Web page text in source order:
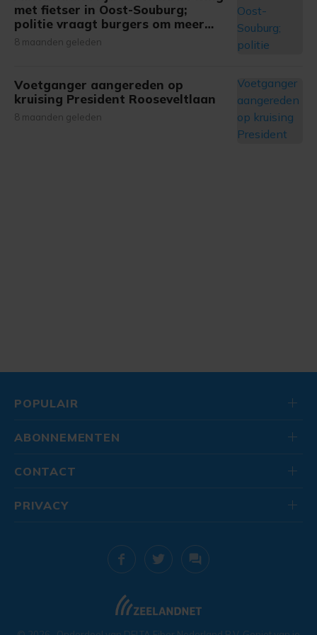
gemaakte keuze altijd wijzigen of intrekken.
met fietser in Oost-Souburg;
politie vraagt burgers om meer
informatie
8 maanden geleden
Voetganger aangereden op
kruising President Rooseveltlaan
8 maanden geleden
POPULAIR
ABONNEMENTEN
CONTACT
PRIVACY